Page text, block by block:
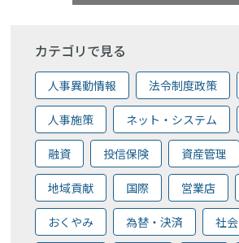
カテゴリで見る
人事異動情報 法令制度政策
人事施策 ネット・システム
融資 投信保険 資産管理
地域貢献 国際 営業店
おくやみ 為替・決済 社会